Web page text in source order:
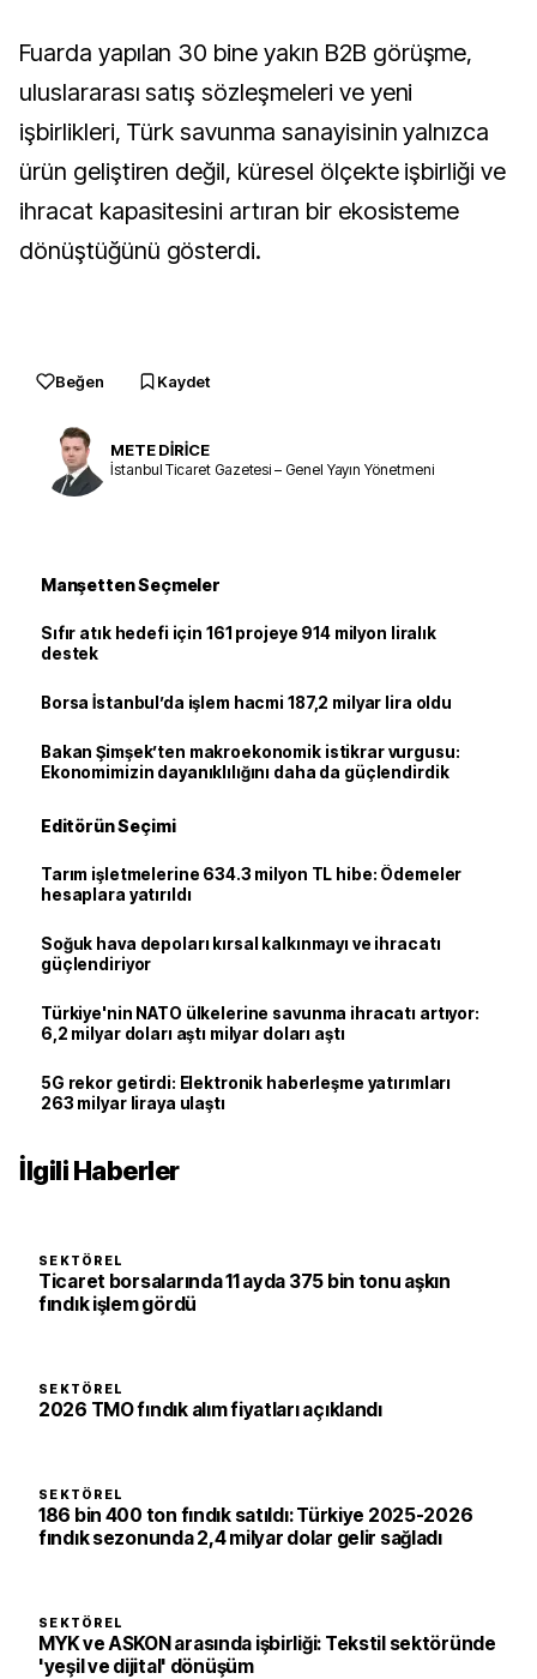
Fuarda yapılan 30 bine yakın B2B görüşme,
uluslararası satış sözleşmeleri ve yeni
işbirlikleri, Türk savunma sanayisinin yalnızca
ürün geliştiren değil, küresel ölçekte işbirliği ve
ihracat kapasitesini artıran bir ekosisteme
dönüştüğünü gösterdi.
Beğen Kaydet
METE DİRİCE
İstanbul Ticaret Gazetesi – Genel Yayın Yönetmeni
Manşetten Seçmeler
Sıfır atık hedefi için 161 projeye 914 milyon liralık
destek
Borsa İstanbul’da işlem hacmi 187,2 milyar lira oldu
Bakan Şimşek’ten makroekonomik istikrar vurgusu:
Ekonomimizin dayanıklılığını daha da güçlendirdik
Editörün Seçimi
Tarım işletmelerine 634.3 milyon TL hibe: Ödemeler
hesaplara yatırıldı
Soğuk hava depoları kırsal kalkınmayı ve ihracatı
güçlendiriyor
Türkiye'nin NATO ülkelerine savunma ihracatı artıyor:
6,2 milyar doları aştı milyar doları aştı
5G rekor getirdi: Elektronik haberleşme yatırımları
263 milyar liraya ulaştı
İlgili Haberler
SEKTÖREL
Ticaret borsalarında 11 ayda 375 bin tonu aşkın
fındık işlem gördü
SEKTÖREL
2026 TMO fındık alım fiyatları açıklandı
SEKTÖREL
186 bin 400 ton fındık satıldı: Türkiye 2025-2026
fındık sezonunda 2,4 milyar dolar gelir sağladı
SEKTÖREL
MYK ve ASKON arasında işbirliği: Tekstil sektöründe
'yeşil ve dijital' dönüşüm